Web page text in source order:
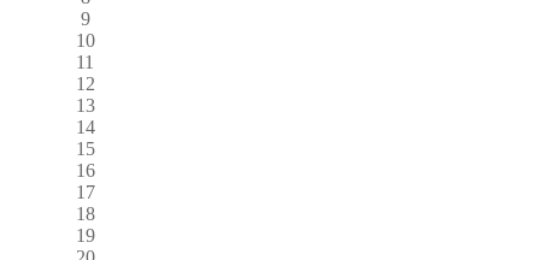
9
10
11
12
13
14
15
16
17
18
19